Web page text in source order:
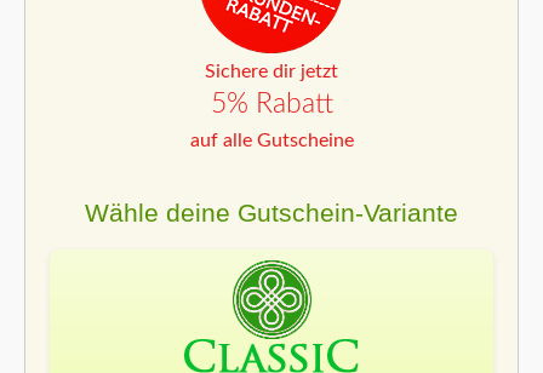
Sichere dir jetzt
5% Rabatt
auf alle Gutscheine
Wähle deine Gutschein-Variante